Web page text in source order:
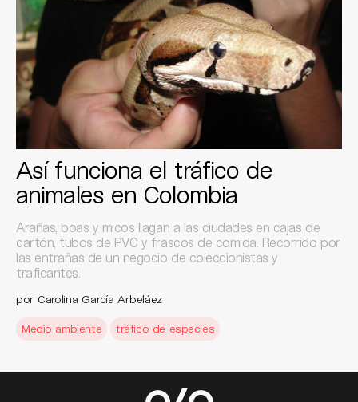
Así funciona el tráfico de
animales en Colombia
Arañas, boas y micos llagan a las ciudades en cajas de
cartón, tubos de PVC y frascos de comida. Recorrido por
las entrañas de un negocio de coleccionistas y
traficantes.
por Carolina García Arbeláez
Medio ambiente tráfico de especies